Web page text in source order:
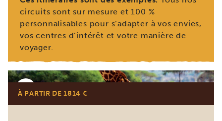
circuits sont sur mesure et 100 %
personnalisables pour s’adapter à vos envies,
vos centres d’intérêt et votre manière de
voyager.
Kenya
À PARTIR DE 1814 €